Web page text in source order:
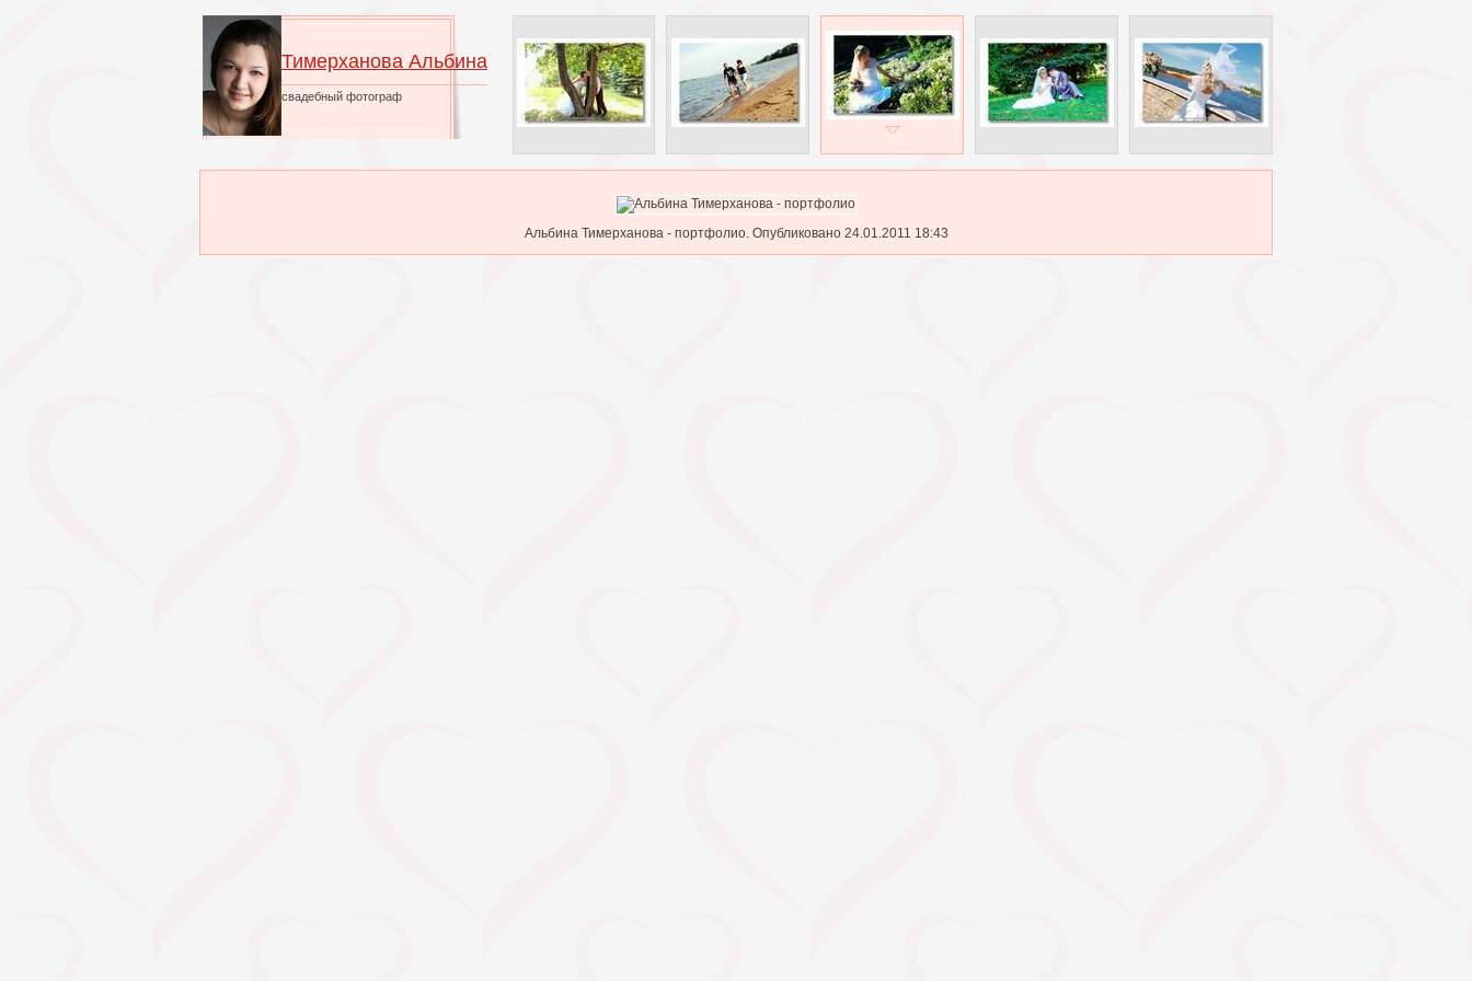
Тимерханова Альбина
свадебный фотограф
Альбина Тимерханова - портфолио. Опубликовано 24.01.2011 18:43